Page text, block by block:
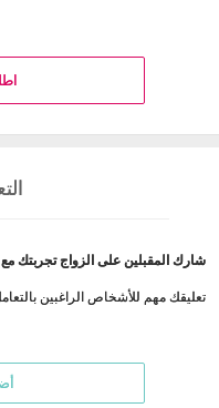
شارك المقبلين على الزواج تجربتك
تعليقك مهم للأشخاص الراغبين